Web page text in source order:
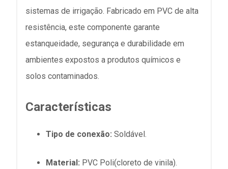
sistemas de irrigação. Fabricado em PVC de alta
resistência, este componente garante
estanqueidade, segurança e durabilidade em
ambientes expostos a produtos químicos e
solos contaminados.
Características
Tipo de conexão: Soldável.
Material: PVC Poli(cloreto de vinila).